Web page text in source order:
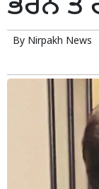
By Nirpakh News